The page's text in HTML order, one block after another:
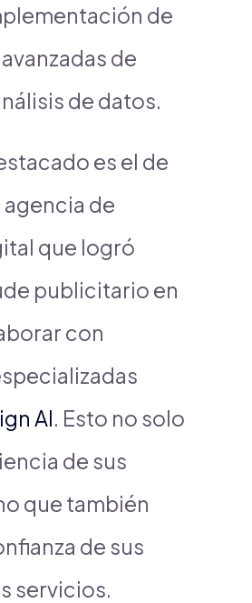
de
de
de datos.
es el de
de
que logró
publicitario en
con
AI. Esto no solo
de sus
que también
de sus
servicios.